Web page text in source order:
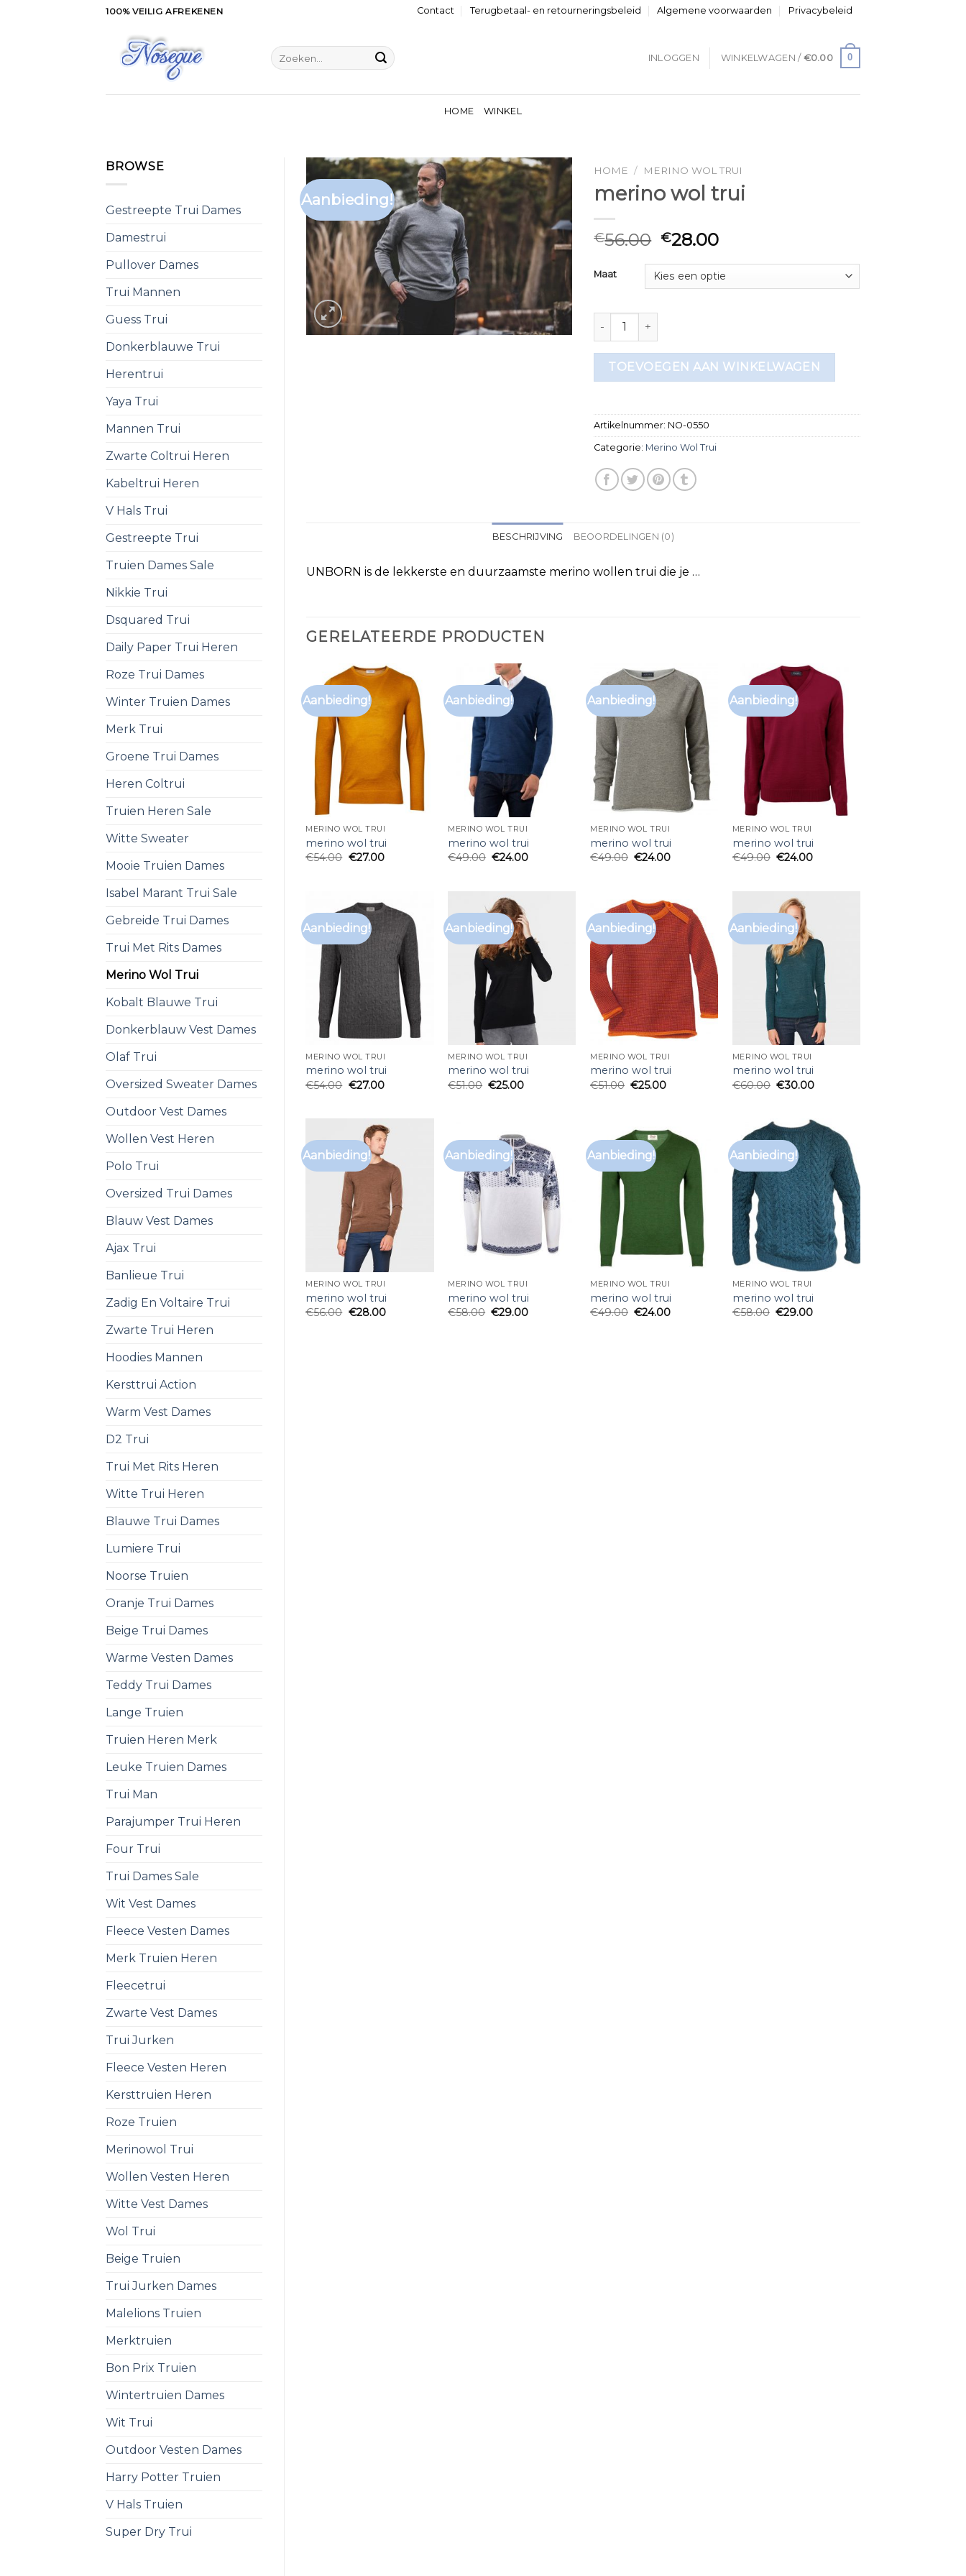
100% VEILIG AFREKENEN Contact Terugbetaal- en retourneringsbeleid Algemene voorwaarden Privacybeleid
Zoeken
naar:
INLOGGEN WINKELWAGEN / €0.00 0
HOME WINKEL
BROWSE
Gestreepte Trui Dames
Damestrui
Pullover Dames
Trui Mannen
Guess Trui
Donkerblauwe Trui
Herentrui
Yaya Trui
Mannen Trui
Zwarte Coltrui Heren
Kabeltrui Heren
V Hals Trui
Gestreepte Trui
Truien Dames Sale
Nikkie Trui
Dsquared Trui
Daily Paper Trui Heren
Roze Trui Dames
Winter Truien Dames
Merk Trui
Groene Trui Dames
Heren Coltrui
Truien Heren Sale
Witte Sweater
Mooie Truien Dames
Isabel Marant Trui Sale
Gebreide Trui Dames
Trui Met Rits Dames
Merino Wol Trui
Kobalt Blauwe Trui
Donkerblauw Vest Dames
Olaf Trui
Oversized Sweater Dames
Outdoor Vest Dames
Wollen Vest Heren
Polo Trui
Oversized Trui Dames
Blauw Vest Dames
Ajax Trui
Banlieue Trui
Zadig En Voltaire Trui
Zwarte Trui Heren
Hoodies Mannen
Kersttrui Action
Warm Vest Dames
D2 Trui
Trui Met Rits Heren
Witte Trui Heren
Blauwe Trui Dames
Lumiere Trui
Noorse Truien
Oranje Trui Dames
Beige Trui Dames
Warme Vesten Dames
Teddy Trui Dames
Lange Truien
Truien Heren Merk
Leuke Truien Dames
Trui Man
Parajumper Trui Heren
Four Trui
Trui Dames Sale
Wit Vest Dames
Fleece Vesten Dames
Merk Truien Heren
Fleecetrui
Zwarte Vest Dames
Trui Jurken
Fleece Vesten Heren
Kersttruien Heren
Roze Truien
Merinowol Trui
Wollen Vesten Heren
Witte Vest Dames
Wol Trui
Beige Truien
Trui Jurken Dames
Malelions Truien
Merktruien
Bon Prix Truien
Wintertruien Dames
Wit Trui
Outdoor Vesten Dames
Harry Potter Truien
V Hals Truien
Super Dry Trui
Aanbieding!
HOME / MERINO WOL TRUI
merino wol trui
€56.00 €28.00
Maat
merino wol trui aantal
TOEVOEGEN AAN WINKELWAGEN
Artikelnummer: NO-0550
Categorie: Merino Wol Trui
BESCHRIJVING BEOORDELINGEN (0)
UNBORN is de lekkerste en duurzaamste merino wollen trui die je …
GERELATEERDE PRODUCTEN
Aanbieding!
MERINO WOL TRUI
merino wol trui
€54.00 €27.00
Aanbieding!
MERINO WOL TRUI
merino wol trui
€49.00 €24.00
Aanbieding!
MERINO WOL TRUI
merino wol trui
€49.00 €24.00
Aanbieding!
MERINO WOL TRUI
merino wol trui
€49.00 €24.00
Aanbieding!
MERINO WOL TRUI
merino wol trui
€54.00 €27.00
Aanbieding!
MERINO WOL TRUI
merino wol trui
€51.00 €25.00
Aanbieding!
MERINO WOL TRUI
merino wol trui
€51.00 €25.00
Aanbieding!
MERINO WOL TRUI
merino wol trui
€60.00 €30.00
Aanbieding!
MERINO WOL TRUI
merino wol trui
€56.00 €28.00
Aanbieding!
MERINO WOL TRUI
merino wol trui
€58.00 €29.00
Aanbieding!
MERINO WOL TRUI
merino wol trui
€49.00 €24.00
Aanbieding!
MERINO WOL TRUI
merino wol trui
€58.00 €29.00